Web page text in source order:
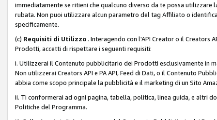
immediatamente se ritieni che qualcuno diverso da te possa
rubata. Non puoi utilizzare alcun parametro del tag Affiliato o
specificamente.
(c) Requisiti di Utilizzo . Interagendo con l'API Creator o il Creators
Prodotti, accetti di rispettare i seguenti requisiti:
i. Utilizzerai il Contenuto pubblicitario dei Prodotti esclusivamente in
Non utilizzerai Creators API e PA API, Feed di Dati, o il Contenuto
abbia come scopo principale la pubblicità e il marketing di un Sito
ii. Ti conformerai ad ogni pagina, tabella, politica, linea guida, e altri
Politiche del Programma.